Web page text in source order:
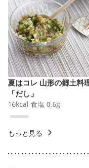
夏はコレ 山形の郷土料
「だし」
16kcal 食塩 0.6g
もっと見る